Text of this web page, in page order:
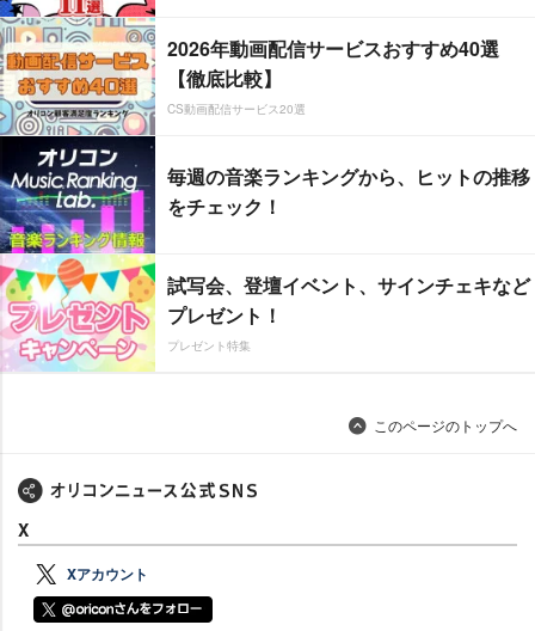
2026年動画配信サービスおすすめ40選
【徹底比較】
CS動画配信サービス20選
毎週の音楽ランキングから、ヒットの推移
をチェック！
試写会、登壇イベント、サインチェキなど
プレゼント！
プレゼント特集
このページのトップへ
X
Xアカウント